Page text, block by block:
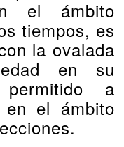
el ámbito
tiempos, es
la ovalada
en su
a
en el ámbito